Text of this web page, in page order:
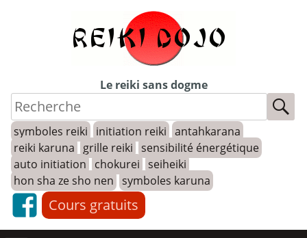
Le reiki sans dogme
symboles reiki initiation reiki antahkarana
reiki karuna
grille reiki sensibilité énergétique
auto initiation
chokurei seiheiki
hon sha ze sho nen symboles karuna
Cours gratuits